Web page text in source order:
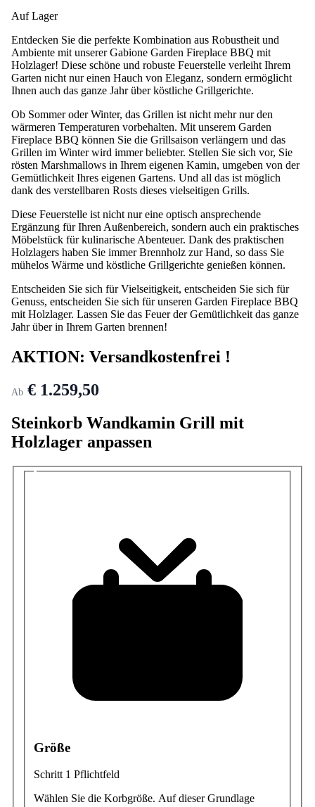
Lieferung und Abholung
Auf Lager
Entdecken Sie die perfekte Kombination aus Robustheit und
Ambiente mit unserer Gabione Garden Fireplace BBQ mit
Holzlager! Diese schöne und robuste Feuerstelle verleiht Ihrem
Garten nicht nur einen Hauch von Eleganz, sondern ermöglicht
Ihnen auch das ganze Jahr über köstliche Grillgerichte.
Ob Sommer oder Winter, das Grillen ist nicht mehr nur den
wärmeren Temperaturen vorbehalten. Mit unserem Garden
Fireplace BBQ können Sie die Grillsaison verlängern und das
Grillen im Winter wird immer beliebter. Stellen Sie sich vor, Sie
rösten Marshmallows in Ihrem eigenen Kamin, umgeben von der
Gemütlichkeit Ihres eigenen Gartens. Und all das ist möglich
dank des verstellbaren Rosts dieses vielseitigen Grills.
Diese Feuerstelle ist nicht nur eine optisch ansprechende
Ergänzung für Ihren Außenbereich, sondern auch ein praktisches
Möbelstück für kulinarische Abenteuer. Dank des praktischen
Holzlagers haben Sie immer Brennholz zur Hand, so dass Sie
mühelos Wärme und köstliche Grillgerichte genießen können.
Entscheiden Sie sich für Vielseitigkeit, entscheiden Sie sich für
Genuss, entscheiden Sie sich für unseren Garden Fireplace BBQ
mit Holzlager. Lassen Sie das Feuer der Gemütlichkeit das ganze
Steinkorb Wandkamin Grill mit
Holzlager anpassen
Größe
Schritt 1Pflichtfeld